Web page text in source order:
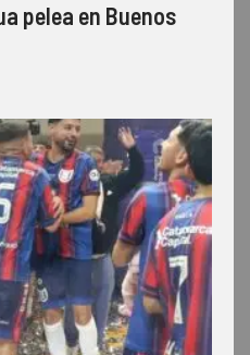
pelea en Buenos